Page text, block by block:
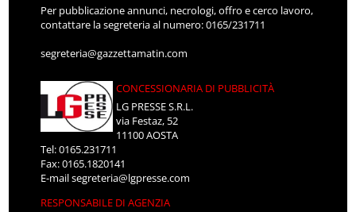
Per pubblicazione annunci, necrologi, offro e cerco lavoro,
contattare la segreteria al numero: 0165/231711
segreteria@gazzettamatin.com
CONCESSIONARIA DI PUBBLICITÀ
LG PRESSE S.R.L.
via Festaz, 52
11100 AOSTA
Tel: 0165.231711
Fax: 0165.1820141
E-mailsegreteria@lgpresse.com
RESPONSABILE DI AGENZIA